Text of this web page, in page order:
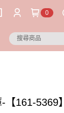
0
161-5369】